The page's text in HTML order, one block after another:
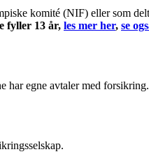
komité (NIF) eller som
fyller 13 år, les mer her, se
har egne avtaler med